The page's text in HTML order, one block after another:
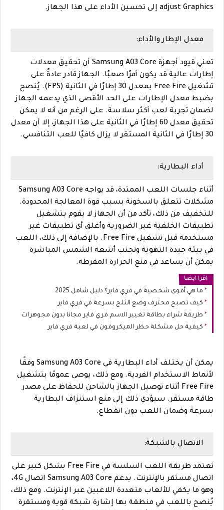
adjust Graphics إلى تحسين الأداء على هذا الجهاز.
معدل الإطار والأداء:
تعني قيود أجهزة Samsung A03 Core أن تحقيق معدلات
إطارات عالية قد يكون أمرًا صعبًا. الجهاز قادر عادةً على
تشغيل Free Fire بمعدل 30 إطارًا في الثانية (FPS). يُنصح
بضبط معدل الإطارات على الحد الأقصى الذي يدعمه الجهاز
لضمان تجربة لعب أكثر سلاسة. على الرغم من أنه لا يمكن
تحقيق معدل 60 إطارًا في الثانية على هذا الجهاز، إلا أن معدل
30 إطارًا في الثانية المستقر لا يزال كافيًا للعب التنافسي.
أداء البطارية:
أثناء جلسات اللعب الممتدة، قد يواجه Samsung A03 Core
مشكلات تتعلق بالسخونة بسبب قوة المعالجة المحدودة.
للتخفيف من ذلك، تأكد من أن الجهاز لا يقوم بتشغيل
تطبيقات الخلفية غير الضرورية وأغلق أي تطبيقات غير
مستخدمة قبل تشغيل Free Fire. بالإضافة إلى ذلك، اللعب
في بيئة جيدة التهوية وتجنب أشعة الشمس المباشرة
يمكن أن يساعد في منع الحرارة المفرطة.
اقرا ايضا
ما هي أقوى شخصية في فري فاير؟ دليل شامل 2025
كيف تصبح محترف وضع الثلج بسرعة في فري فاير
طريقة شراء بطاقة تغيير الاسم فري فاير مجانا بدون مجوهرات
كيفية حل مشكلة حظر الميكروفون في لعبة فري فاير
يمكن أن يختلف أداء البطارية في Samsung A03 Core وفقًا
لأنماط الاستخدام الفردية. ومع ذلك، يوصى عمومًا بتشغيل
Free Fire أثناء توصيل الجهاز بالشاحن للحفاظ على مصدر
طاقة مستقر. سيؤدي ذلك إلى منع استنزاف البطارية
بسرعة وضمان اللعب دون انقطاع.
الاتصال بالشبكة:
تعتمد طريقة اللعب السلسة في Free Fire بشكل كبير على
اتصال مستقر بالإنترنت. يدعم Samsung A03 Core اتصال 4G،
وهو ما يكفي للألعاب متعددة اللاعبين عبر الإنترنت. ومع ذلك،
يُنصح باللعب في منطقة بها إشارة شبكة قوية ومستقرة